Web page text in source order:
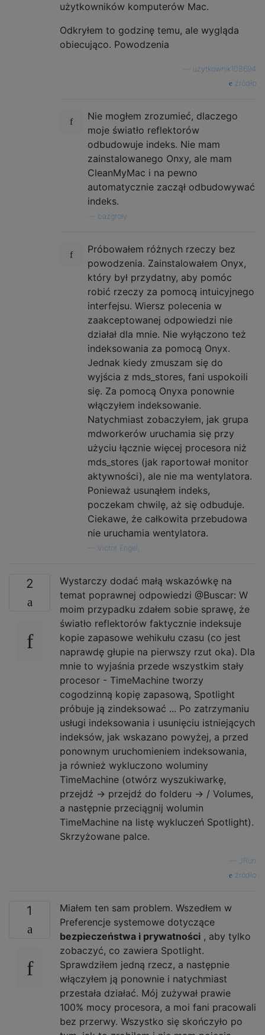
użytkowników komputerów Mac.
Odkryłem to godzinę temu, ale wygląda
obiecująco. Powodzenia
użytkownik108694
źródło
Nie mogłem zrozumieć, dlaczego
moje światło reflektorów
odbudowuje indeks. Nie mam
zainstalowanego Onxy, ale mam
CleanMyMac i na pewno
automatycznie zaczął odbudowywać
indeks.
bazgroły
Próbowałem różnych rzeczy bez
powodzenia. Zainstalowałem Onyx,
który był przydatny, aby pomóc
robić rzeczy za pomocą intuicyjnego
interfejsu. Wiersz polecenia w
zaakceptowanej odpowiedzi nie
działał dla mnie. Nie wyłączono też
indeksowania za pomocą Onyx.
Jednak kiedy zmuszam się do
wyjścia z mds_stores, fani uspokoili
się. Za pomocą Onyxa ponownie
włączyłem indeksowanie.
Natychmiast zobaczyłem, jak grupa
mdworkerów uruchamia się przy
użyciu łącznie więcej procesora niż
mds_stores (jak raportował monitor
aktywności), ale nie ma wentylatora.
Ponieważ usunąłem indeks,
poczekam chwilę, aż się odbuduje.
Ciekawe, że całkowita przebudowa
nie uruchamia wentylatora.
Victor Engel,
2
Wystarczy dodać małą wskazówkę na
temat poprawnej odpowiedzi @Buscar: W
moim przypadku zdałem sobie sprawę, że
światło reflektorów faktycznie indeksuje
kopie zapasowe wehikułu czasu (co jest
naprawdę głupie na pierwszy rzut oka). Dla
mnie to wyjaśnia przede wszystkim stały
procesor - TimeMachine tworzy
cogodzinną kopię zapasową, Spotlight
próbuje ją zindeksować ... Po zatrzymaniu
usługi indeksowania i usunięciu istniejących
indeksów, jak wskazano powyżej, a przed
ponownym uruchomieniem indeksowania,
ja również wykluczono woluminy
TimeMachine (otwórz wyszukiwarkę,
przejdź -> przejdź do folderu -> / Volumes,
a następnie przeciągnij wolumin
TimeMachine na listę wykluczeń Spotlight).
Skrzyżowane palce.
JRun
źródło
1
Miałem ten sam problem. Wszedłem w
Preferencje systemowe dotyczące
bezpieczeństwa i prywatności , aby tylko
zobaczyć, co zawiera Spotlight.
Sprawdziłem jedną rzecz, a następnie
włączyłem ją ponownie i natychmiast
przestała działać. Mój zużywał prawie
100% mocy procesora, a moi fani pracowali
bez przerwy. Wszystko się skończyło po